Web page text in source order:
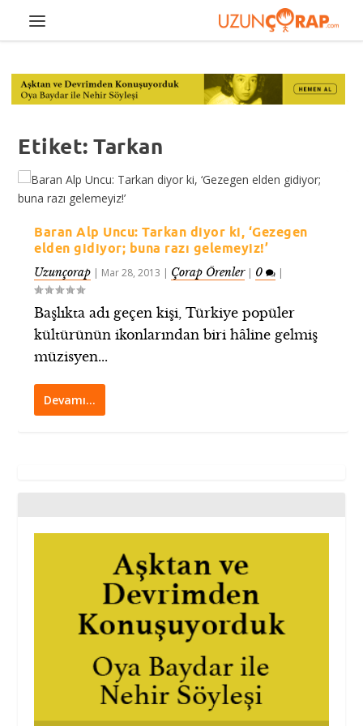
Etiket:Tarkan
Baran Alp Uncu: Tarkan diyor ki, ‘Gezegen
elden gidiyor; buna razı gelemeyiz!’
Uzunçorap | Mar 28, 2013 | Çorap Örenler| 0 |
Başlıkta adı geçen kişi, Türkiye popüler
kültürünün ikonlarından biri hâline gelmiş
müzisyen...
Devamı…